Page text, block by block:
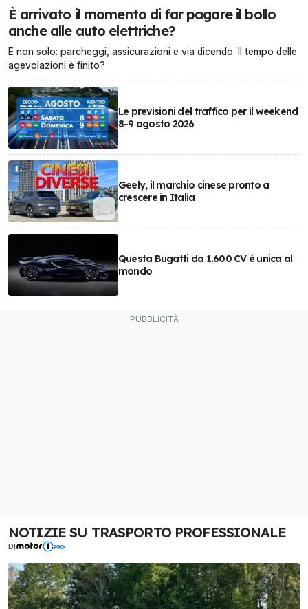
È arrivato il momento di far pagare il bollo
anche alle auto elettriche?
E non solo: parcheggi, assicurazioni e via dicendo. Il tempo delle
agevolazioni è finito?
Le previsioni del traffico per il weekend
8-9 agosto 2026
Geely, il marchio cinese pronto a
crescere in Italia
Questa Bugatti da 1.600 CV è unica al
mondo
NOTIZIE SU TRASPORTO PROFESSIONALE
DI